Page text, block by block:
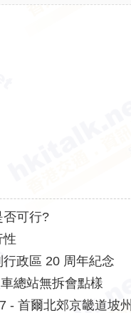
否可行?
性
政區 20 周年紀念
總站無拆會點樣
- 首爾北郊京畿道坡州